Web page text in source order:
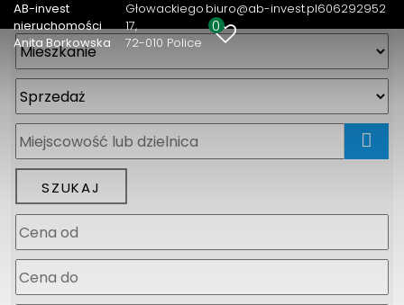
AB-invest
nieruchomości
Anita Borkowska
Głowackiego
17
72-010 Police
biuro@ab-invest.pl606292952
0